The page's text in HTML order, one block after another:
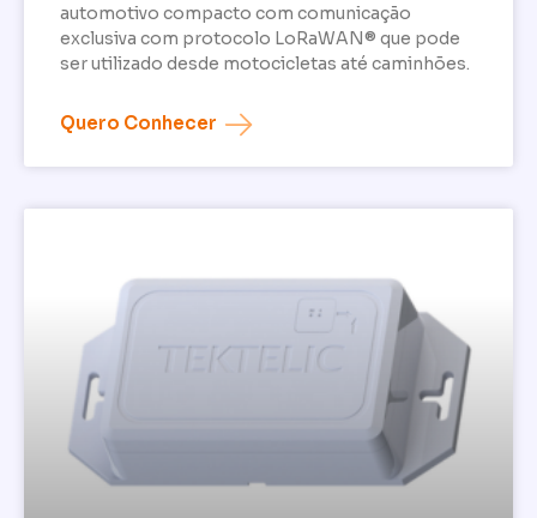
automotivo compacto com comunicação
exclusiva com protocolo LoRaWAN® que pode
ser utilizado desde motocicletas até caminhões.
Quero Conhecer